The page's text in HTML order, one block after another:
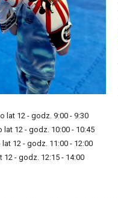
lat 12 - godz. 9:00 - 9:30
12 - godz. 10:00 - 10:45
12 - godz. 11:00 - 12:00
- godz. 12:15 - 14:00